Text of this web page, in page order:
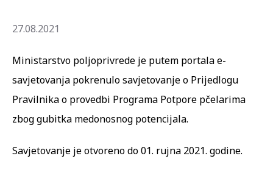
27.08.2021
Ministarstvo poljoprivrede je putem portala e-
savjetovanja pokrenulo savjetovanje o Prijedlogu
Pravilnika o provedbi Programa Potpore pčelarima
zbog gubitka medonosnog potencijala.
Savjetovanje je otvoreno do 01. rujna 2021. godine.